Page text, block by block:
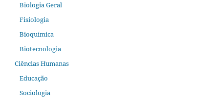
Biologia Geral
Fisiologia
Bioquímica
Biotecnologia
Ciências Humanas
Educação
Sociologia